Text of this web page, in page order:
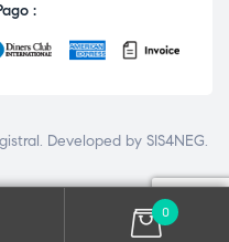
:
Developed by SIS4NEG.
0